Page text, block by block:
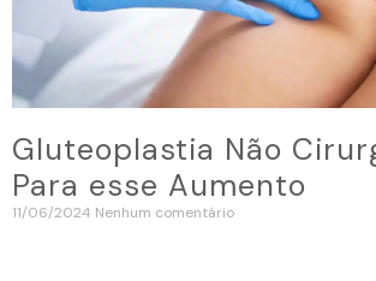
Gluteoplastia Não
Para esse Aumento
11/06/2024 Nenhum comentário